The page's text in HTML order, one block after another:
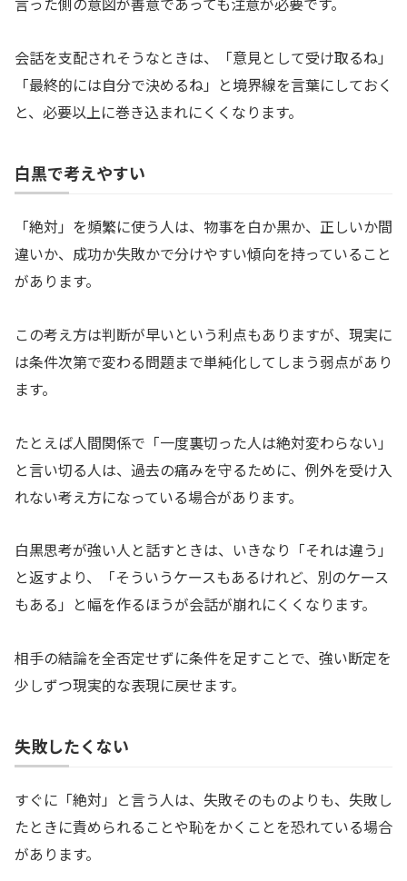
会話を支配されそうなときは、「意見として受け取るね」
「最終的には自分で決めるね」と境界線を言葉にしておく
と、必要以上に巻き込まれにくくなります。
白黒で考えやすい
「絶対」を頻繁に使う人は、物事を白か黒か、正しいか間
違いか、成功か失敗かで分けやすい傾向を持っていること
があります。
この考え方は判断が早いという利点もありますが、現実に
は条件次第で変わる問題まで単純化してしまう弱点があり
ます。
たとえば人間関係で「一度裏切った人は絶対変わらない」
と言い切る人は、過去の痛みを守るために、例外を受け入
れない考え方になっている場合があります。
白黒思考が強い人と話すときは、いきなり「それは違う」
と返すより、「そういうケースもあるけれど、別のケース
もある」と幅を作るほうが会話が崩れにくくなります。
相手の結論を全否定せずに条件を足すことで、強い断定を
少しずつ現実的な表現に戻せます。
失敗したくない
すぐに「絶対」と言う人は、失敗そのものよりも、失敗し
たときに責められることや恥をかくことを恐れている場合
があります。